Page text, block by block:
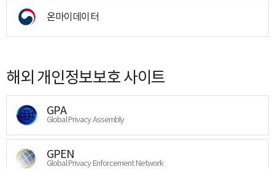
온마이데이터
해외 개인정보보호 사이트
GPA
Global Privacy Assembly
GPEN
Global Privacy Enforcement Network